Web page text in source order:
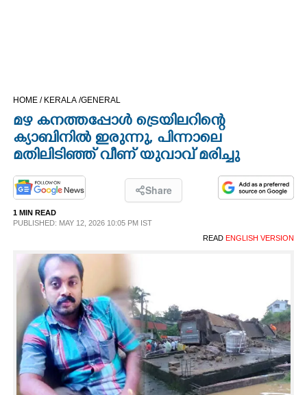
OPINION
PHOTOS
LIFESTYLE
SPIRITUAL
INFO+
ART
ASTRO
HOME / KERALA /GENERAL
മഴ കനത്തപ്പോൾ ട്രെയിലറിന്റെ
ക്യാബിനിൽ ഇരുന്നു, പിന്നാലെ
മതിലിടിഞ്ഞ് വീണ് യുവാവ് മരിച്ചു
Share
1 MIN READ
PUBLISHED: MAY 12, 2026 10:05 PM IST
READ ENGLISH VERSION